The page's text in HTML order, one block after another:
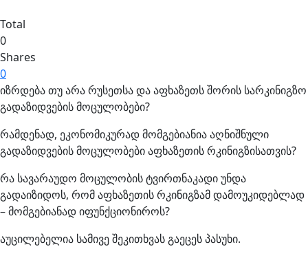
Total
0
Shares
0
იზრდება თუ არა რუსეთსა და აფხაზეთს შორის სარკინიგზო
გადაზიდვების მოცულობები?
რამდენად, ეკონომიკურად მომგებიანია აღნიშნული
გადაზიდვების მოცულობები აფხაზეთის რკინიგზისათვის?
რა სავარაუდო მოცულობის ტვირთნაკადი უნდა
გადაიზიდოს, რომ აფხაზეთის რკინიგზამ დამოუკიდებლად
– მომგებიანად იფუნქციონიროს?
აუცილებელია სამივე შეკითხვას გაეცეს პასუხი.